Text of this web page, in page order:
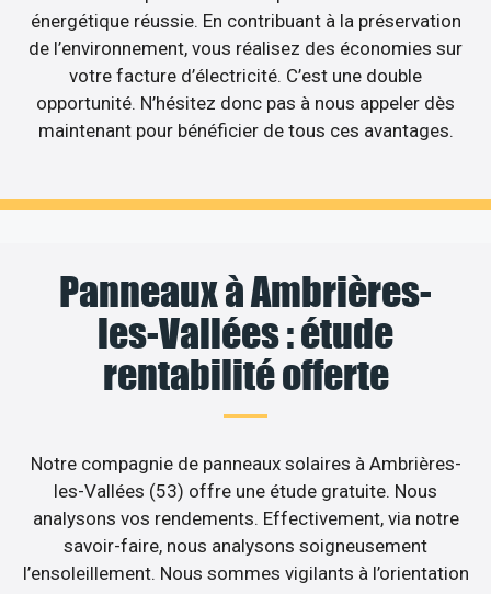
énergétique réussie. En contribuant à la préservation
de l’environnement, vous réalisez des économies sur
votre facture d’électricité. C’est une double
opportunité. N’hésitez donc pas à nous appeler dès
maintenant pour bénéficier de tous ces avantages.
Panneaux à Ambrières-
les-Vallées : étude
rentabilité offerte
Notre compagnie de panneaux solaires à Ambrières-
les-Vallées (53) offre une étude gratuite. Nous
analysons vos rendements. Effectivement, via notre
savoir-faire, nous analysons soigneusement
l’ensoleillement. Nous sommes vigilants à l’orientation